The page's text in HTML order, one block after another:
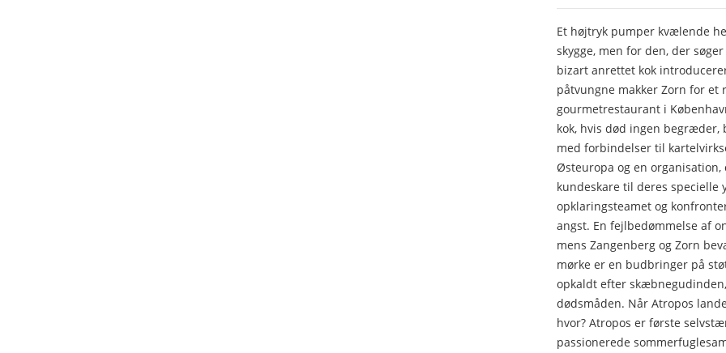
Et højtryk pumper kvælende
skygge, men for den, der
bizart anrettet kok
påtvungne makker Zorn for et
gourmetrestaurant i
kok, hvis død ingen
med forbindelser til
Østeuropa og en
kundeskare til deres
opklaringsteamet og
angst. En fejlbedømmelse af
mens Zangenberg og Zorn
mørke er en budbringer på
opkaldt efter
dødsmåden. Når Atropos
hvor? Atropos er første
passionerede